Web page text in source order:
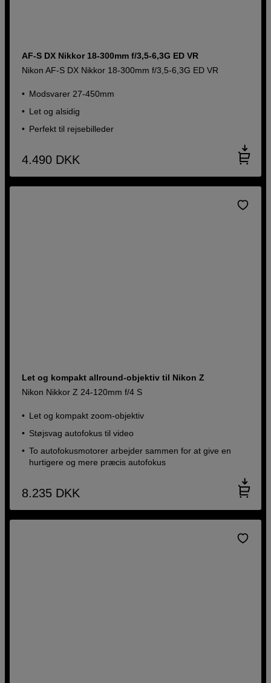
AF-S DX Nikkor 18-300mm f/3,5-6,3G ED VR
Nikon AF-S DX Nikkor 18-300mm f/3,5-6,3G ED VR
Modsvarer 27-450mm
Let og alsidig
Perfekt til rejsebilleder
4.490 DKK
Let og kompakt allround-objektiv til Nikon Z
Nikon Nikkor Z 24-120mm f/4 S
Let og kompakt zoom-objektiv
Støjsvag autofokus til video
To autofokusmotorer arbejder sammen for at give en
hurtigere og mere præcis autofokus
8.235 DKK